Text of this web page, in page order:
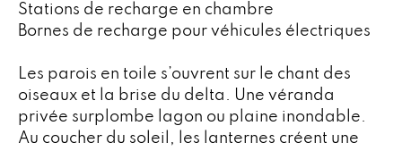
Stations de recharge en chambre
Bornes de recharge pour véhicules électriques
Les parois en toile s’ouvrent sur le chant des
oiseaux et la brise du delta. Une véranda
privée surplombe lagon ou plaine inondable.
Au coucher du soleil, les lanternes créent une